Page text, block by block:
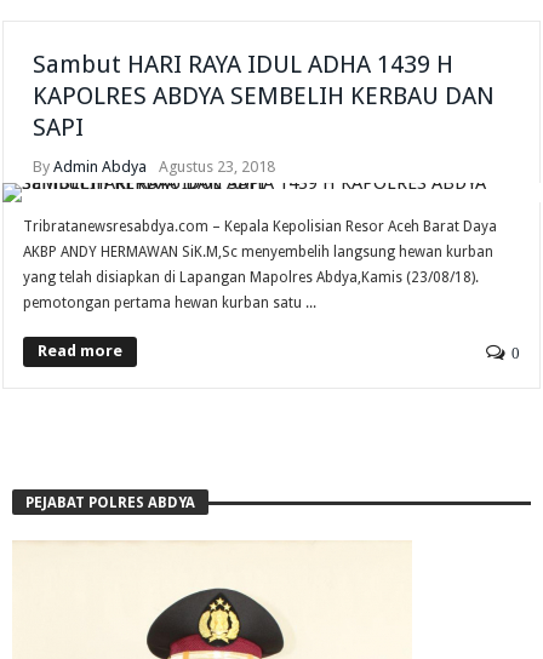
Sambut HARI RAYA IDUL ADHA 1439 H
KAPOLRES ABDYA SEMBELIH KERBAU DAN
SAPI
ByAdmin Abdya Agustus 23, 2018
Tribratanewsresabdya.com – Kepala Kepolisian Resor Aceh Barat Daya
AKBP ANDY HERMAWAN SiK.M,Sc menyembelih langsung hewan kurban
yang telah disiapkan di Lapangan Mapolres Abdya,Kamis (23/08/18).
pemotongan pertama hewan kurban satu ...
Read more 0
PEJABAT POLRES ABDYA